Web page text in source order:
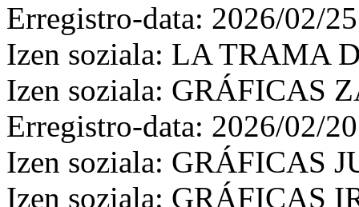
Erregistro-data: 2026/02/25
Izen soziala: LA TRAMA
Izen soziala: GRÁFICAS
Erregistro-data: 2026/02/20
Izen soziala: GRÁFICAS
Izen soziala: GRÁFICAS